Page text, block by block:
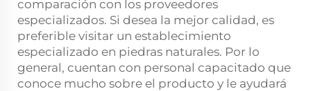
comparación con los proveedores
especializados. Si desea la mejor calidad, es
preferible visitar un establecimiento
especializado en piedras naturales. Por lo
general, cuentan con personal capacitado que
conoce mucho sobre el producto y le ayudará